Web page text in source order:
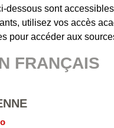
dessous sont
utilisez vos accès
pour accéder aux
FRANÇAIS